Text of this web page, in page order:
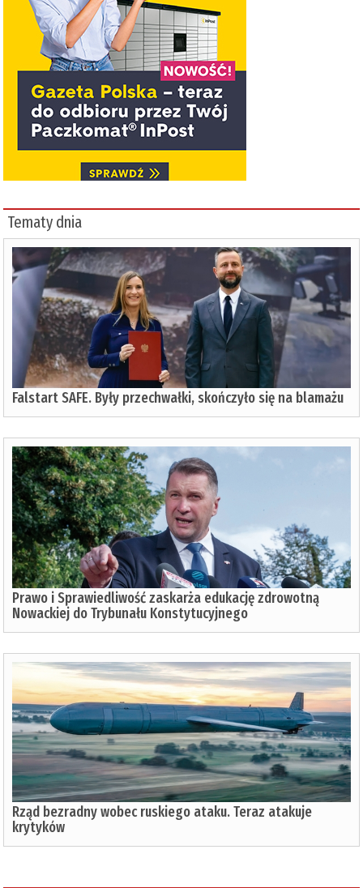
Tematy dnia
Falstart SAFE. Były przechwałki, skończyło się na blamażu
Prawo i Sprawiedliwość zaskarża edukację zdrowotną
Nowackiej do Trybunału Konstytucyjnego
Rząd bezradny wobec ruskiego ataku. Teraz atakuje
krytyków